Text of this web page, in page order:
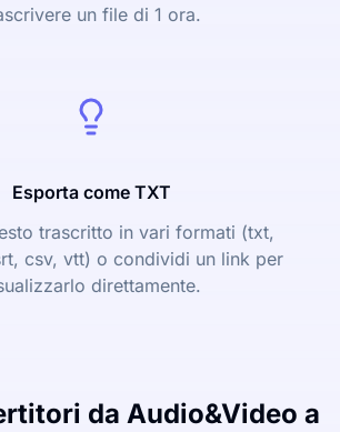
un file di 1 ora.
Esporta come TXT
trascritto in vari formati (txt,
csv, vtt) o condividi un link per
direttamente.
da Audio&Video a